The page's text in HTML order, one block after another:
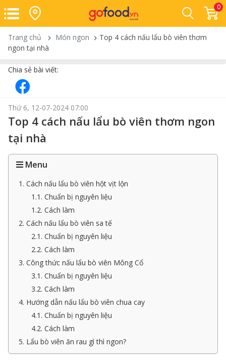
0
Trang chủ Món ngon
Top 4 cách nấu lẩu bò viên thơm
ngon tại nhà
Chia sẻ bài viết:
Thứ 6, 12-07-2024 07:00
Top 4 cách nấu lẩu bò viên thơm ngon
tại nhà
Menu
1. Cách nấu lẩu bò viên hột vịt lộn
1.1. Chuẩn bị nguyên liệu
1.2. Cách làm
2. Cách nấu lẩu bò viên sa tế
2.1. Chuẩn bị nguyên liệu
2.2. Cách làm
3. Công thức nấu lẩu bò viên Mông Cổ
3.1. Chuẩn bị nguyên liệu
3.2. Cách làm
4. Hướng dẫn nấu lẩu bò viên chua cay
4.1. Chuẩn bị nguyên liệu
4.2. Cách làm
5. Lẩu bò viên ăn rau gì thì ngon?